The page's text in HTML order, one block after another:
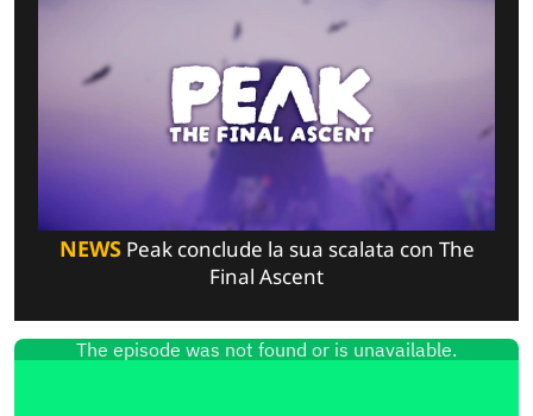
NEWSPeak conclude la sua scalata con The
Final Ascent